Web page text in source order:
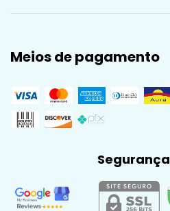
Meios de pagamento
Segurança